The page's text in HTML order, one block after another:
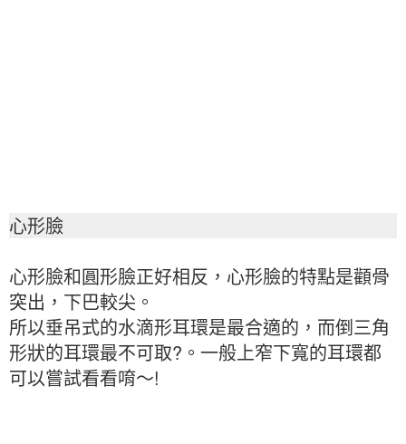
心形臉
心形臉和圓形臉正好相反，心形臉的特點是顴骨
突出，下巴較尖。
所以垂吊式的水滴形耳環是最合適的，而倒三角
形狀的耳環最不可取?。一般上窄下寬的耳環都
可以嘗試看看唷～!